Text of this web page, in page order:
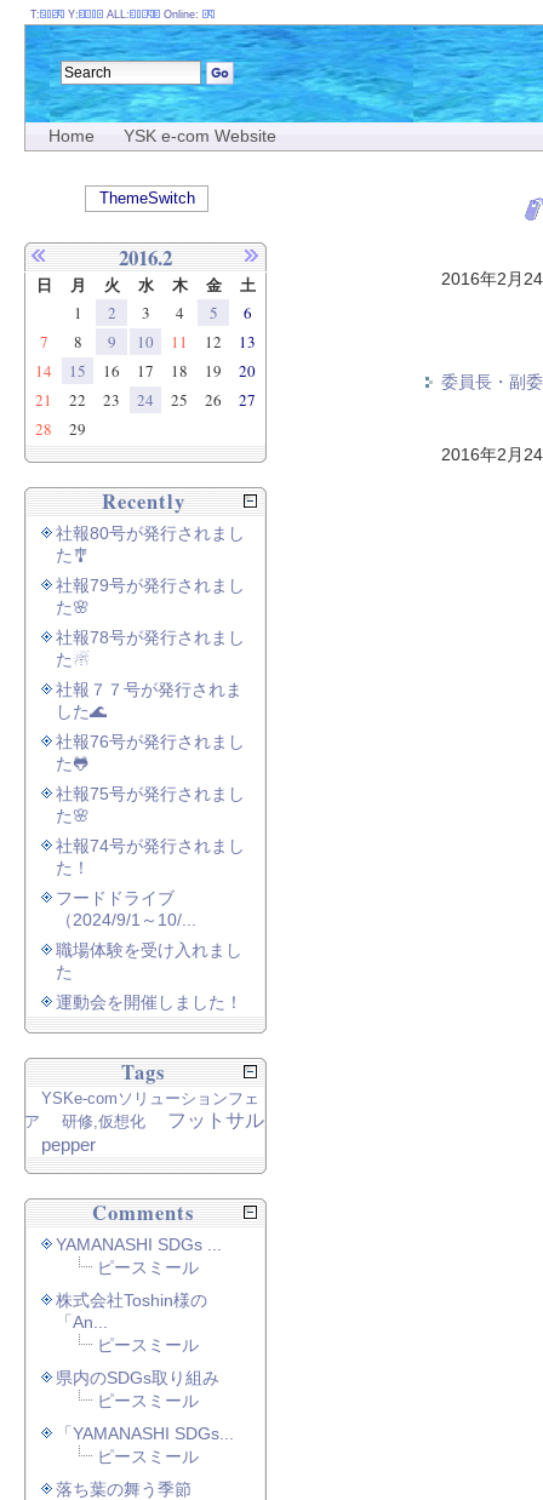
Home YSK e-com Website
2016年2月
委員長・副
2016年2月
T: Y: ALL: Online:
ThemeSwitch
2016.2
日 月 火 水 木 金 土
1 2 3 4 5
6
7
8 9 10 11 12
13
14
15 16 17 18 19
20
21
22 23 24 25 26
27
28
29
Recently
社報80号が発行されまし
た🎐
社報79号が発行されまし
た🌸
社報78号が発行されまし
た☃
社報７７号が発行されま
した🌊
社報76号が発行されまし
た🐸
社報75号が発行されまし
た🌸
社報74号が発行されまし
た！
フードドライブ
（2024/9/1～10/...
職場体験を受け入れまし
た
運動会を開催しました！
Tags
YSKe-comソリューションフェ
ア
研修,仮想化
フットサル
pepper
Comments
YAMANASHI SDGs ...
ピースミール
株式会社Toshin様の
「An...
ピースミール
県内のSDGs取り組み
ピースミール
「YAMANASHI SDGs...
ピースミール
落ち葉の舞う季節